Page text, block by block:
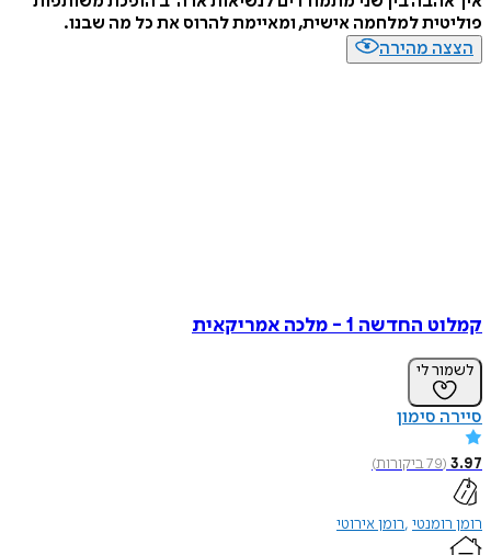
פוליטית למלחמה אישית, ומאיימת להרוס את כל מה שבנו.
הצצה מהירה
קמלוט החדשה 1 - מלכה אמריקאית
לשמור לי
סיירה סימון
3.97
(
79ביקורות)
רומן רומנטי רומן אירוטי